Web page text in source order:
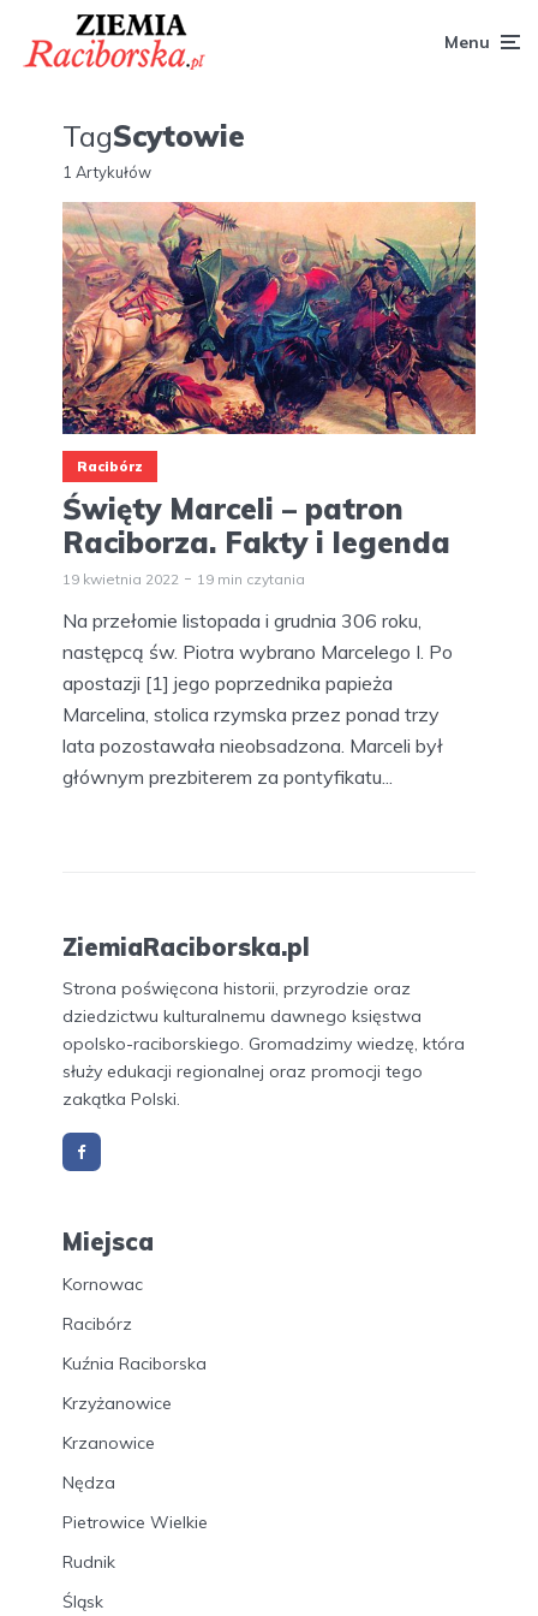
Menu
TagScytowie
1 Artykułów
Racibórz
Święty Marceli – patron
Raciborza. Fakty i legenda
19 kwietnia 2022 19 min czytania
Na przełomie listopada i grudnia 306 roku,
następcą św. Piotra wybrano Marcelego I. Po
apostazji [1] jego poprzednika papieża
Marcelina, stolica rzymska przez ponad trzy
lata pozostawała nieobsadzona. Marceli był
głównym prezbiterem za pontyfikatu...
ZiemiaRaciborska.pl
Strona poświęcona historii, przyrodzie oraz
dziedzictwu kulturalnemu dawnego księstwa
opolsko-raciborskiego. Gromadzimy wiedzę, która
służy edukacji regionalnej oraz promocji tego
zakątka Polski.
Miejsca
Kornowac
Racibórz
Kuźnia Raciborska
Krzyżanowice
Krzanowice
Nędza
Pietrowice Wielkie
Rudnik
Śląsk